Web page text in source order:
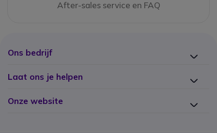
After-sales service en FAQ
Ons bedrijf
Laat ons je helpen
Onze website